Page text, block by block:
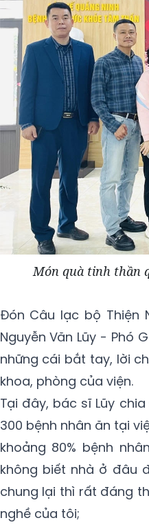
Món quà tinh thần
Đón Câu lạc bộ Thiện
Nguyễn Văn Lũy - Phó
những cái bắt tay, lời
khoa, phòng của viện.
Tại đây, bác sĩ Lũy
300 bệnh nhân ăn tại
khoảng 80% bệnh
không biết nhà ở đâu
chung lại thì rất đáng
nghề của tôi;